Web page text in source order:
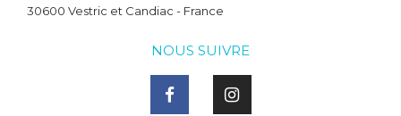
30600 Vestric et Candiac - France
NOUS SUIVRE